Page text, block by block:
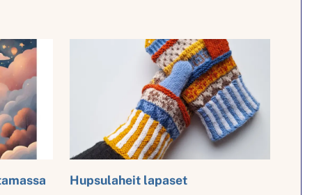
Hupsulaheit lapaset